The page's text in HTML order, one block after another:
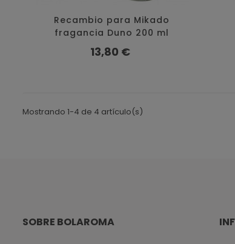
Recambio para Mikado
fragancia Duno 200 ml
Precio
13,80 €
Mostrando 1-4 de 4 artículo(s)
SOBRE BOLAROMA